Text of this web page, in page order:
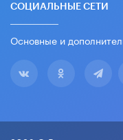
СОЦИАЛЬНЫЕ СЕТИ
Основные и